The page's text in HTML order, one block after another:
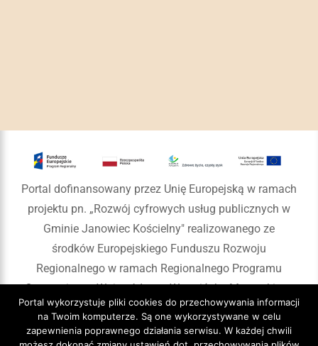
Portal dofinansowany przez Unię Europejską w ramach
projektu pn. „Rozwój cyfrowych usług publicznych w
Gminie Janowiec Kościelny" realizowanego ze
środków Europejskiego Funduszu Rozwoju
Regionalnego w ramach Regionalnego Programu
Operacyjnego Województwa Warmińsko-Mazurskiego
na lata 2014-2020
Portal wykorzystuje pliki cookies do przechowywania informacji
na Twoim komputerze. Są one wykorzystywane w celu
zapewnienia poprawnego działania serwisu. W każdej chwili